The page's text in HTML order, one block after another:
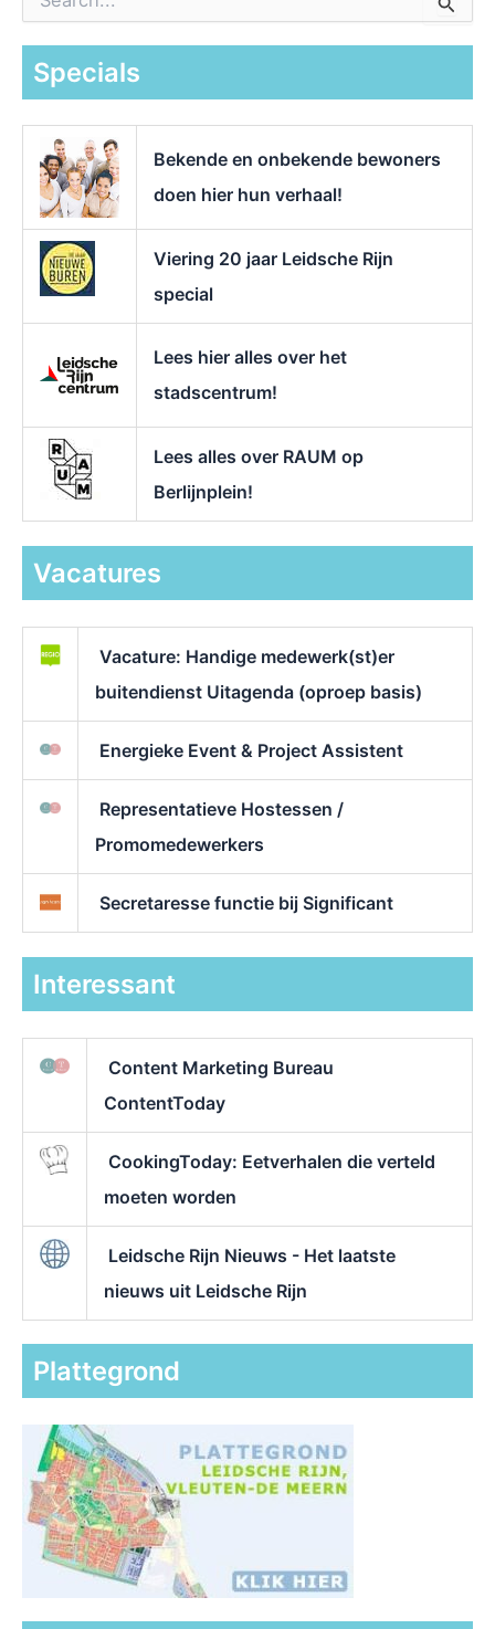
a
Specials
Bekende en onbekende bewoners
doen hier hun verhaal!
Viering 20 jaar Leidsche Rijn
special
Lees hier alles over het
stadscentrum!
Lees alles over RAUM op
Berlijnplein!
Vacatures
Vacature: Handige medewerk(st)er
buitendienst Uitagenda (oproep basis)
Energieke Event & Project Assistent
Representatieve Hostessen /
Promomedewerkers
Secretaresse functie bij Significant
Interessant
Content Marketing Bureau
ContentToday
CookingToday: Eetverhalen die verteld
moeten worden
Leidsche Rijn Nieuws - Het laatste
nieuws uit Leidsche Rijn
Plattegrond